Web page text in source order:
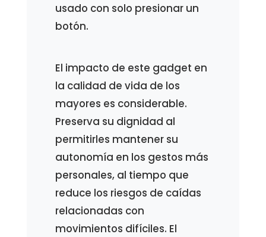
usado con solo presionar un
botón.
El impacto de este gadget en
la calidad de vida de los
mayores es considerable.
Preserva su dignidad al
permitirles mantener su
autonomía en los gestos más
personales, al tiempo que
reduce los riesgos de caídas
relacionadas con
movimientos difíciles. El